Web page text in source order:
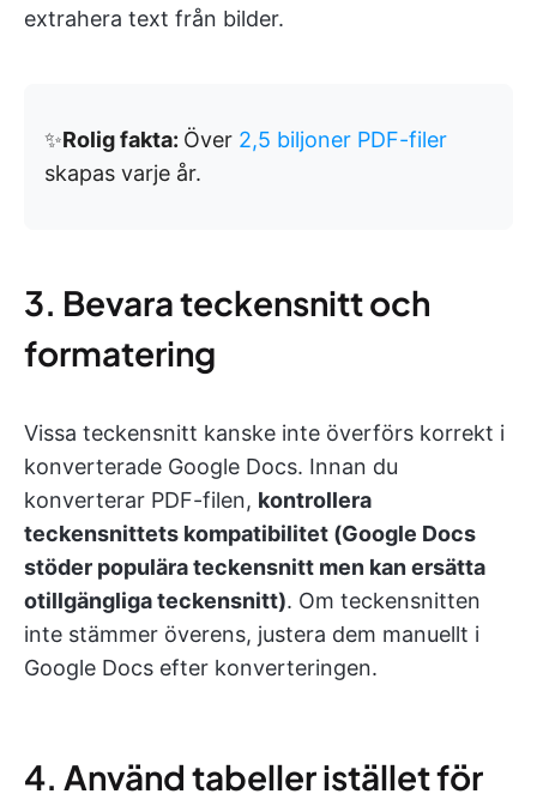
extrahera text från bilder.
✨Rolig fakta: Över 2,5 biljoner PDF-filer
skapas varje år.
3. Bevara teckensnitt och
formatering
Vissa teckensnitt kanske inte överförs korrekt i
konverterade Google Docs. Innan du
konverterar PDF-filen, kontrollera
teckensnittets kompatibilitet (Google Docs
stöder populära teckensnitt men kan ersätta
otillgängliga teckensnitt). Om teckensnitten
inte stämmer överens, justera dem manuellt i
Google Docs efter konverteringen.
4. Använd tabeller istället för